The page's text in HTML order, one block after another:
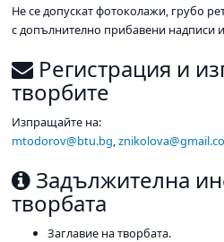
Не се допускат фотоколажи, грубо
с допълнително прибавени надписи
Регистрация и
творбите
Изпращайте на:
mtodorov@btu.bg,
Задължителна
творбата
Заглавие на творбата.